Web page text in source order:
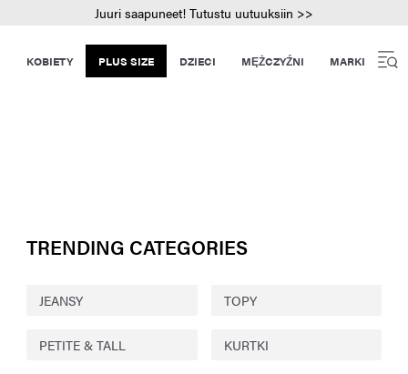
Juuri saapuneet! Tutustu uutuuksiin >>
KOBIETY PLUS SIZE DZIECI MĘŻCZYŹNI MARKI
TRENDING CATEGORIES
JEANSY TOPY
PETITE & TALL KURTKI